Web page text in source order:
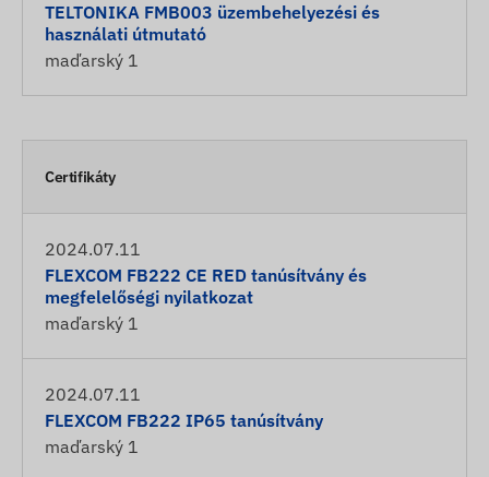
TELTONIKA FMB003 üzembehelyezési és
használati útmutató
maďarský 1
Certifikáty
2024.07.11
FLEXCOM FB222 CE RED tanúsítvány és
megfelelőségi nyilatkozat
maďarský 1
2024.07.11
FLEXCOM FB222 IP65 tanúsítvány
maďarský 1